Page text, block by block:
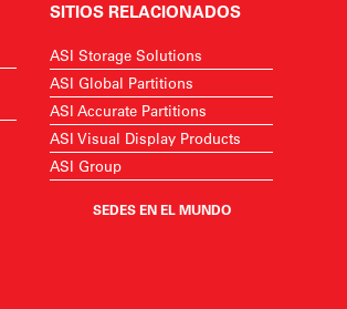
SITIOS RELACIONADOS
ASI Storage Solutions
ASI Global Partitions
ASI Accurate Partitions
ASI Visual Display Products
ASI Group
SEDES EN EL MUNDO